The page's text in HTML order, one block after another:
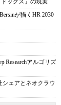
が描くHR 2030
アルゴリズ
シェアとネオクラウ